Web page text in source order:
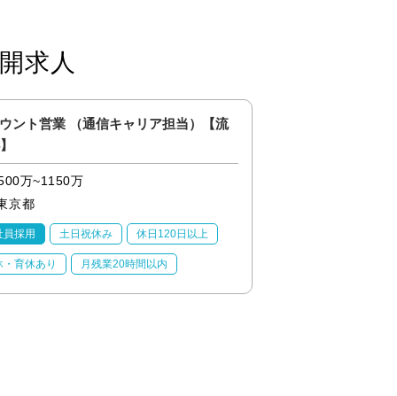
求人
ント営業 （通信キャリア担当）【流
万~1150万
京都
員採用 土日祝休み 休日120日以上
・育休あり 月残業20時間以内